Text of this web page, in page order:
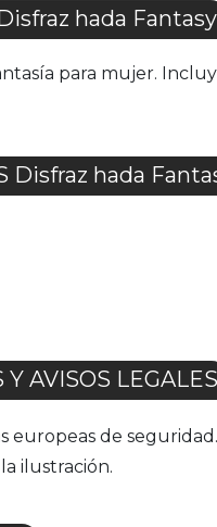
hada Fantasy
para mujer.
Disfraz hada
AVISOS LEGALES
europeas de
ilustración.